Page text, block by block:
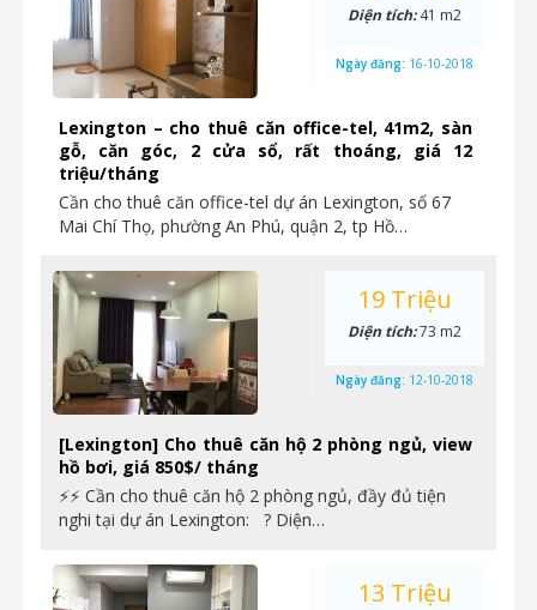
Lexington – cho thuê căn office-tel, 41m2, sàn
gỗ, căn góc, 2 cửa sổ, rất thoáng, giá 12
triệu/tháng
Cần cho thuê căn office-tel dự án Lexington, số 67
Mai Chí Thọ, phường An Phú, quận 2, tp Hồ…
Diện tích:41 m2
Ngày đăng: 16-10-2018
[Lexington] Cho thuê căn hộ 2 phòng ngủ, view
hồ bơi, giá 850$/ tháng
⚡⚡ Cần cho thuê căn hộ 2 phòng ngủ, đầy đủ tiện
nghi tại dự án Lexington: ? Diện…
19 Triệu
Diện tích:73 m2
Ngày đăng: 12-10-2018
13 Triệu